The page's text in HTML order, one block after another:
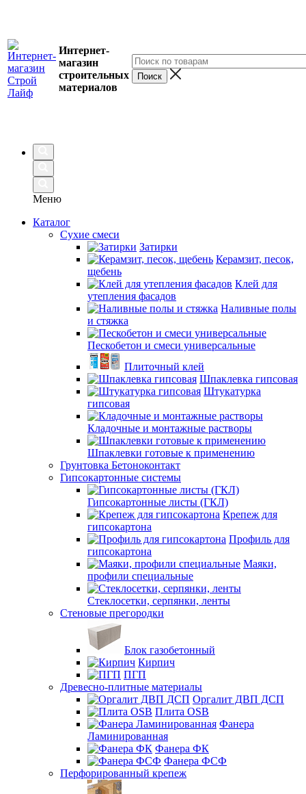
Интернет-
магазин
строительных
материалов
Меню
Каталог
Сухие смеси
Затирки
Керамзит, песок,
щебень
Клей для
утепления фасадов
Наливные полы
и стяжка
Пескобетон и смеси универсальные
Плиточный клей
Шпаклевка гипсовая
Штукатурка
гипсовая
Кладочные и монтажные растворы
Шпаклевки готовые к применению
Грунтовка Бетоноконтакт
Гипсокартонные системы
Гипсокартонные листы (ГКЛ)
Крепеж для
гипсокартона
Профиль для
гипсокартона
Маяки,
профили специальные
Стеклосетки, серпянки, ленты
Стеновые прегородки
Блок газобетонный
Кирпич
ПГП
Древесно-плитные материалы
Оргалит ДВП ДСП
Плита OSB
Фанера
Ламинированная
Фанера ФК
Фанера ФСФ
Перфорированный крепеж